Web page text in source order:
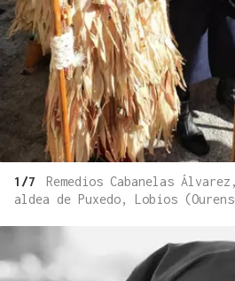
1/7
Remedios Cabanelas
aldea de Puxedo, Lobios